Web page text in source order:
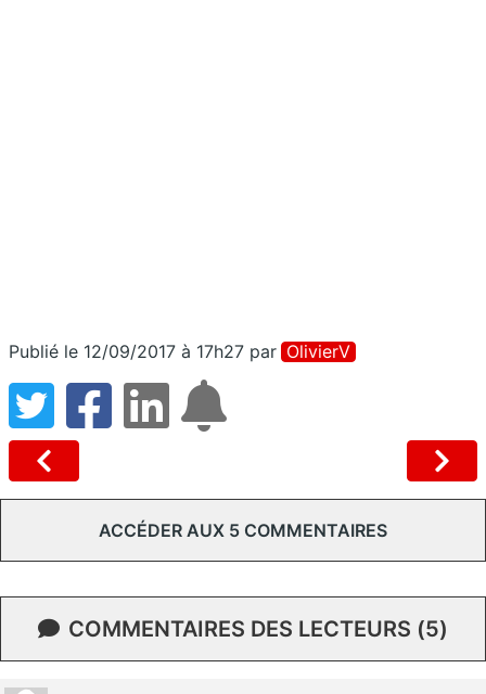
Publié le 12/09/2017 à 17h27 par OlivierV
ACCÉDER AUX 5 COMMENTAIRES
COMMENTAIRES DES LECTEURS (5)